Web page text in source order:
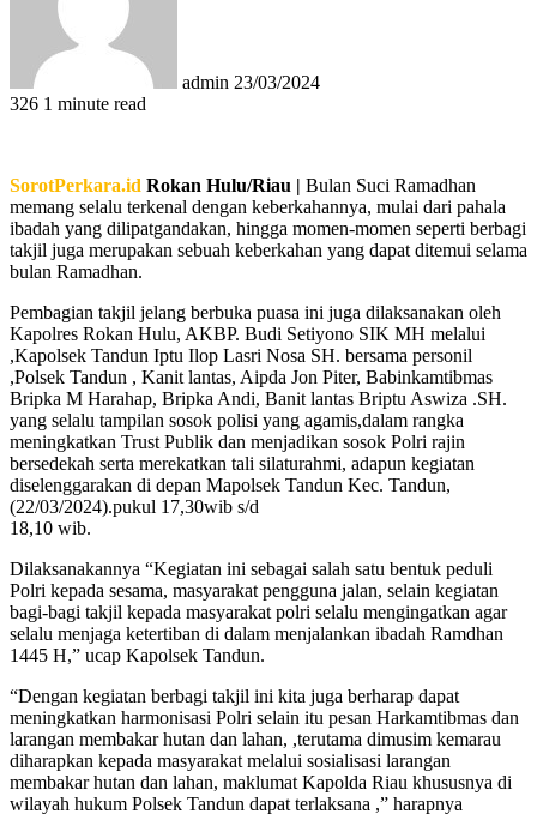
admin 23/03/2024
326 1 minute read
SorotPerkara.id Rokan Hulu/Riau | Bulan Suci Ramadhan
memang selalu terkenal dengan keberkahannya, mulai dari pahala
ibadah yang dilipatgandakan, hingga momen-momen seperti berbagi
takjil juga merupakan sebuah keberkahan yang dapat ditemui selama
bulan Ramadhan.
Pembagian takjil jelang berbuka puasa ini juga dilaksanakan oleh
Kapolres Rokan Hulu, AKBP. Budi Setiyono SIK MH melalui
,Kapolsek Tandun Iptu Ilop Lasri Nosa SH. bersama personil
,Polsek Tandun , Kanit lantas, Aipda Jon Piter, Babinkamtibmas
Bripka M Harahap, Bripka Andi, Banit lantas Briptu Aswiza .SH.
yang selalu tampilan sosok polisi yang agamis,dalam rangka
meningkatkan Trust Publik dan menjadikan sosok Polri rajin
bersedekah serta merekatkan tali silaturahmi, adapun kegiatan
diselenggarakan di depan Mapolsek Tandun Kec. Tandun,
(22/03/2024).pukul 17,30wib s/d
18,10 wib.
Dilaksanakannya “Kegiatan ini sebagai salah satu bentuk peduli
Polri kepada sesama, masyarakat pengguna jalan, selain kegiatan
bagi-bagi takjil kepada masyarakat polri selalu mengingatkan agar
selalu menjaga ketertiban di dalam menjalankan ibadah Ramdhan
1445 H,” ucap Kapolsek Tandun.
“Dengan kegiatan berbagi takjil ini kita juga berharap dapat
meningkatkan harmonisasi Polri selain itu pesan Harkamtibmas dan
larangan membakar hutan dan lahan, ,terutama dimusim kemarau
diharapkan kepada masyarakat melalui sosialisasi larangan
membakar hutan dan lahan, maklumat Kapolda Riau khususnya di
wilayah hukum Polsek Tandun dapat terlaksana ,” harapnya